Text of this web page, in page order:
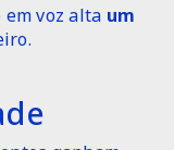
em voz alta um